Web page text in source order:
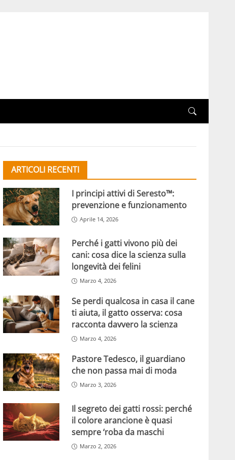
ARTICOLI RECENTI
I principi attivi di Seresto™:
prevenzione e funzionamento
Aprile 14, 2026
Perché i gatti vivono più dei
cani: cosa dice la scienza sulla
longevità dei felini
Marzo 4, 2026
Se perdi qualcosa in casa il cane
ti aiuta, il gatto osserva: cosa
racconta davvero la scienza
Marzo 4, 2026
Pastore Tedesco, il guardiano
che non passa mai di moda
Marzo 3, 2026
Il segreto dei gatti rossi: perché
il colore arancione è quasi
sempre ‘roba da maschi
Marzo 2, 2026